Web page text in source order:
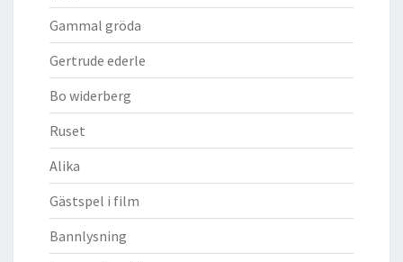
Gammal gröda
Gertrude ederle
Bo widerberg
Ruset
Alika
Gästspel i film
Bannlysning